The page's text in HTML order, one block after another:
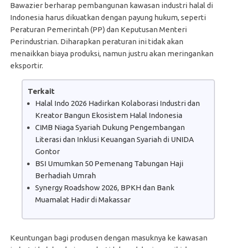
Bawazier berharap pembangunan kawasan industri halal di
Indonesia harus dikuatkan dengan payung hukum, seperti
Peraturan Pemerintah (PP) dan Keputusan Menteri
Perindustrian. Diharapkan peraturan ini tidak akan
menaikkan biaya produksi, namun justru akan meringankan
eksportir.
Terkait
Halal Indo 2026 Hadirkan Kolaborasi Industri dan
Kreator Bangun Ekosistem Halal Indonesia
CIMB Niaga Syariah Dukung Pengembangan
Literasi dan Inklusi Keuangan Syariah di UNIDA
Gontor
BSI Umumkan 50 Pemenang Tabungan Haji
Berhadiah Umrah
Synergy Roadshow 2026, BPKH dan Bank
Muamalat Hadir di Makassar
Keuntungan bagi produsen dengan masuknya ke kawasan